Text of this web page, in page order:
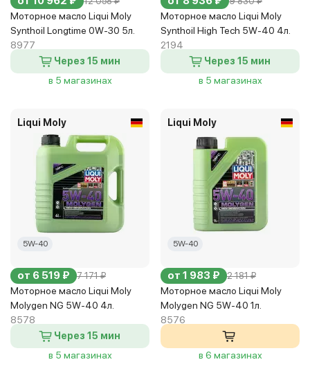
Моторное масло Liqui Moly
Synthoil Longtime 0W-30 5л.
8977
Через 15 мин
в 5 магазинах
Моторное масло Liqui Moly
Synthoil High Tech 5W-40 4л.
2194
Через 15 мин
в 5 магазинах
Liqui Moly
5W-40
от 6 519 ₽ 7 171 ₽
Моторное масло Liqui Moly
Molygen NG 5W-40 4л.
8578
Через 15 мин
в 5 магазинах
Liqui Moly
5W-40
от 1 983 ₽ 2 181 ₽
Моторное масло Liqui Moly
Molygen NG 5W-40 1л.
8576
в 6 магазинах